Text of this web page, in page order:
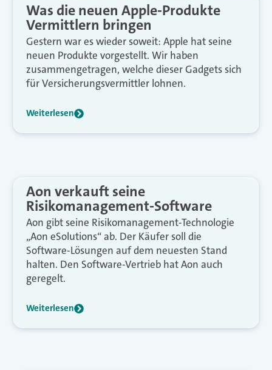
Was die neuen Apple-Produkte
Vermittlern bringen
Gestern war es wieder soweit: Apple hat seine
neuen Produkte vorgestellt. Wir haben
zusammengetragen, welche dieser Gadgets sich
für Versicherungsvermittler lohnen.
Weiterlesen
Aon verkauft seine
Risikomanagement-Software
Aon gibt seine Risikomanagement-Technologie
„Aon eSolutions“ ab. Der Käufer soll die
Software-Lösungen auf dem neuesten Stand
halten. Den Software-Vertrieb hat Aon auch
geregelt.
Weiterlesen